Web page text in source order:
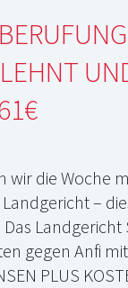
wir die Woche
–
Das
gegen Anfi
PLUS